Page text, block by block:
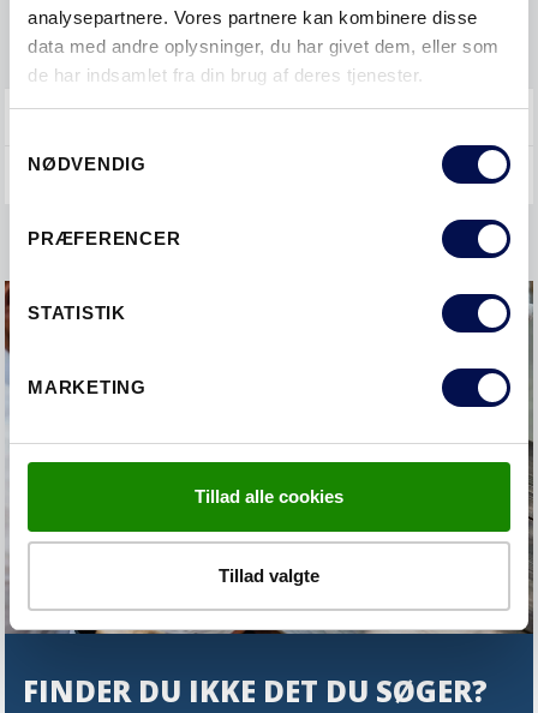
analysepartnere. Vores partnere kan kombinere disse
data med andre oplysninger, du har givet dem, eller som
de har indsamlet fra din brug af deres tjenester.
NØDVENDIG
PRÆFERENCER
STATISTIK
MARKETING
Tillad alle cookies
Tillad valgte
VEDLIGEHOLDE
FINDER DU IKKE DET DU SØGER?